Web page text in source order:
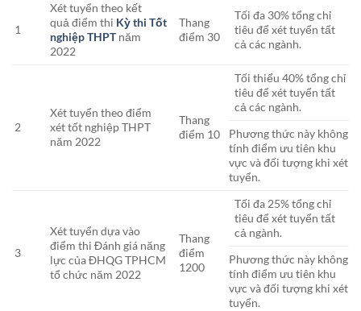
1
Xét tuyển theo kết
quả điểm thi Kỳ thi Tốt
nghiệp THPTnăm
2022
Thang
điểm 30
Tối đa 30% tổng chỉ
tiêu để xét tuyển tất
cả các ngành.
2
Xét tuyển theo điểm
xét tốt nghiệp THPT
năm 2022
Thang
điểm 10
Tối thiểu 40% tổng chỉ
tiêu để xét tuyển tất
cả các ngành.
Phương thức này không
tính điểm ưu tiên khu
vực và đối tượng khi xét
tuyển.
3
Xét tuyển dựa vào
điểm thi Đánh giá năng
lực của ĐHQG TPHCM
tổ chức năm 2022
Thang
điểm
1200
Tối đa 25% tổng chỉ
tiêu để xét tuyển tất
cả ngành.
Phương thức này không
tính điểm ưu tiên khu
vực và đối tượng khi xét
tuyển.